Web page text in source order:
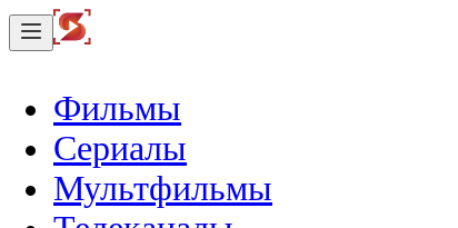
Фильмы
Сериалы
Мультфильмы